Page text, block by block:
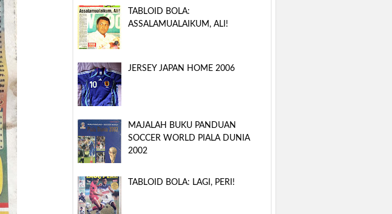
TABLOID BOLA:
ASSALAMUALAIKUM, ALI!
JERSEY JAPAN HOME 2006
MAJALAH BUKU PANDUAN
SOCCER WORLD PIALA DUNIA
2002
TABLOID BOLA: LAGI, PERI!